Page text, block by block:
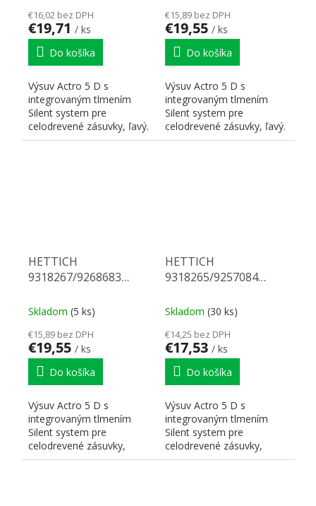
€16,02 bez DPH
€19,71 / ks
Do košíka
Výsuv Actro 5 D s
integrovaným tlmením
Silent system pre
celodrevené zásuvky, ľavý.
Nosnosť 70 kg, dĺžka 450
€15,89 bez DPH
€19,55 / ks
Do košíka
Výsuv Actro 5 D s
integrovaným tlmením
Silent system pre
celodrevené zásuvky, ľavý.
Nosnosť 40 kg, dĺžka 600
HETTICH
9318267/9268683
40 kg SiSy P
Skladom (5 ks)
€15,89 bez DPH
€19,55 / ks
Do košíka
Výsuv Actro 5 D s
integrovaným tlmením
Silent system pre
celodrevené zásuvky,
pravý. Nosnosť 40 kg,
HETTICH
9318265/9257084
40 kg SiSy P
Skladom (30 ks)
€14,25 bez DPH
€17,53 / ks
Do košíka
Výsuv Actro 5 D s
integrovaným tlmením
Silent system pre
celodrevené zásuvky,
pravý. Nosnosť 40 kg,